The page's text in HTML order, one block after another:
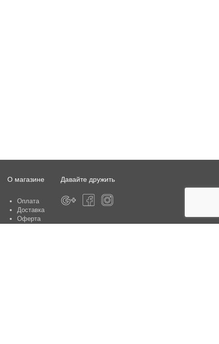
О магазине
Оплата
Доставка
Оферта
Давайте дружить